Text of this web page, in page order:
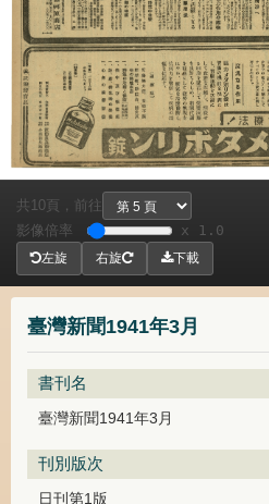
臺灣新聞1941年3月
書刊名
臺灣新聞1941年3月
刊別版次
日刊第1版
共 10頁，
前往
影像倍率
x 1.0
左旋 右旋 下載